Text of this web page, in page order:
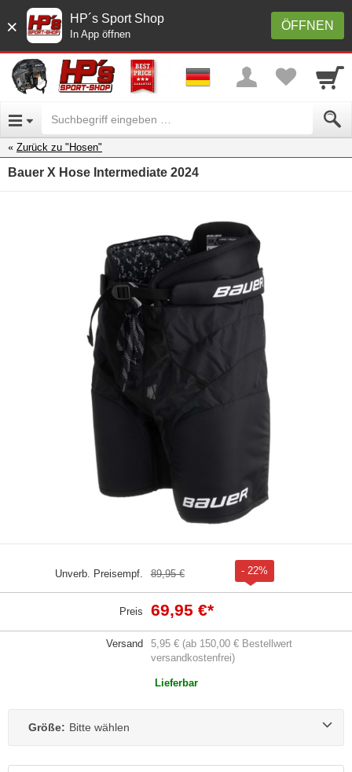
× ÖFFNEN
HP´s Sport Shop
In App öffnen
Zurück zu "Hosen"
Bauer X Hose Intermediate 2024
Unverb. Preisempf. 89,95 € - 22%
Preis 69,95 €*
Versand
5,95 € (ab 150,00 € Bestellwert
versandkostenfrei)
Lieferbar
Größe: Bitte wählen